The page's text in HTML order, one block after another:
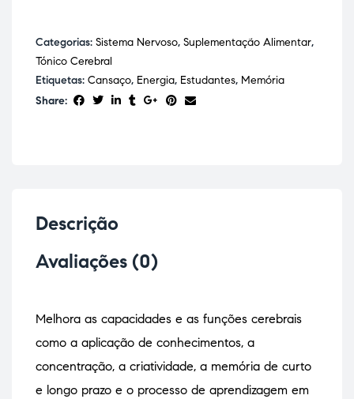
Categorias: Sistema Nervoso, Suplementação Alimentar,
Tónico Cerebral
Etiquetas: Cansaço, Energia, Estudantes, Memória
Share:
Descrição
Avaliações (0)
Melhora as capacidades e as funções cerebrais
como a aplicação de conhecimentos, a
concentração, a criatividade, a memória de curto
e longo prazo e o processo de aprendizagem em